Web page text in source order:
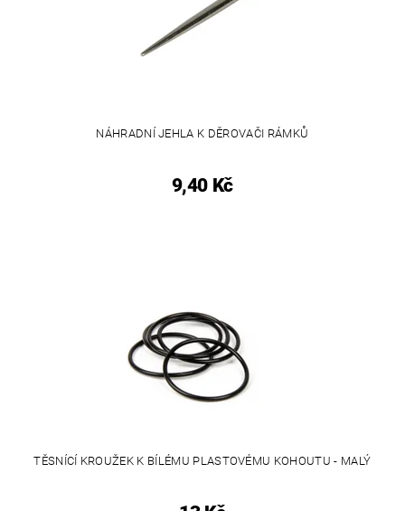
NÁHRADNÍ JEHLA K DĚROVAČI RÁMKŮ
9,40 Kč
TĚSNÍCÍ KROUŽEK K BÍLÉMU PLASTOVÉMU KOHOUTU - MALÝ